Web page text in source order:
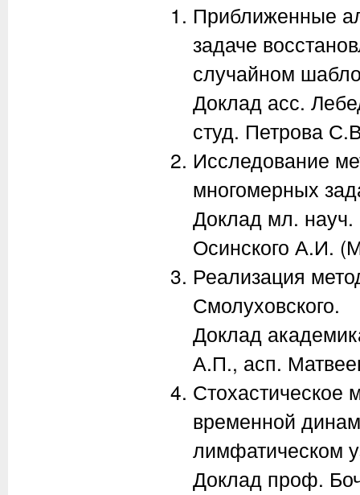
Приближенные
задаче
случайном
Доклад асс.
студ. Петрова
Исследование
многомерных
Доклад мл.
Осинского А.И.
Реализация
Смолуховского.
Доклад
А.П., асп.
Стохастическое
временной
лимфатическом
Доклад проф.